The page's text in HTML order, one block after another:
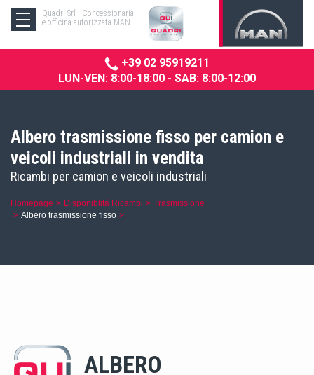
Quadri Srl - Concessionaria
e officina autorizzata MAN
+39 02 95919211
LUN-VEN: 8:00-18:00 - SAB: 8:00-12:00
Albero trasmissione fisso per camion e
veicoli industriali in vendita
Ricambi per camion e veicoli industriali
Homepage Disponiblitá Ricambi
Trasmissione
Albero trasmissione fisso
ALBERO